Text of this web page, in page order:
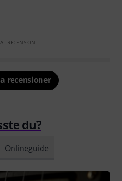
RECENSION
recensioner
du?
Onlineguide